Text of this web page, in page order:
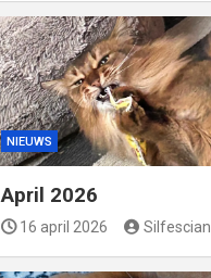
NIEUWS
April 2026
16 april 2026 Silfescian